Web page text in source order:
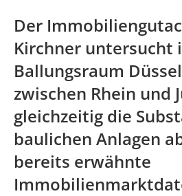
Der
Kirchner untersucht
Ballungsraum
zwischen Rhein und
gleichzeitig die
baulichen Anlagen
bereits erwähnte